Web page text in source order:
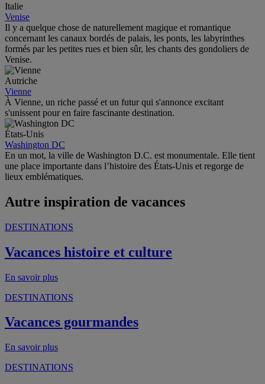
Italie
Venise
Il y a quelque chose de naturellement magique et romantique
concernant les canaux bordés de palais, les ponts, les labyrinthes
formés par les petites rues et bien sûr, les chants des gondoliers de
Venise.
Autriche
Vienne
À Vienne, un riche passé et un futur qui s'annonce excitant
s'unissent pour en faire fascinante destination.
États-Unis
Washington DC
En un mot, la ville de Washington D.C. est monumentale. Elle tient
une place importante dans l’histoire des États-Unis et regorge de
lieux emblématiques.
Autre inspiration de vacances
DESTINATIONS
Vacances histoire et culture
En savoir plus
DESTINATIONS
Vacances gourmandes
En savoir plus
DESTINATIONS